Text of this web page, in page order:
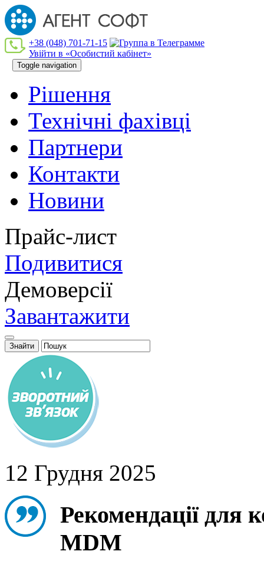
+38 (048) 701-71-15
Увійти в «Особистий кабінет»
Toggle navigation
Рішення
Технiчнi фахiвцi
Партнери
Контакти
Новини
Прайс-лист
Подивитися
Демоверсії
Завантажити
12 Грудня 2025
Рекомендації для
MDM